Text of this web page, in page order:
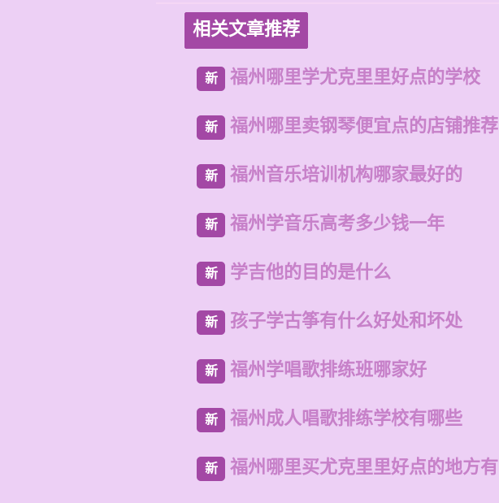
相关文章推荐
新 福州哪里学尤克里里好点的学校
新 福州哪里卖钢琴便宜点的店铺推荐
新 福州音乐培训机构哪家最好的
新 福州学音乐高考多少钱一年
新 学吉他的目的是什么
新 孩子学古筝有什么好处和坏处
新 福州学唱歌排练班哪家好
新 福州成人唱歌排练学校有哪些
新 福州哪里买尤克里里好点的地方有